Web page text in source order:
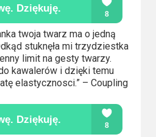
twoja twarz ma o jedną
stuknęła mi trzydziestka
limit na gesty twarzy.
kawalerów i dzięki temu
elastycznosci.” – Coupling